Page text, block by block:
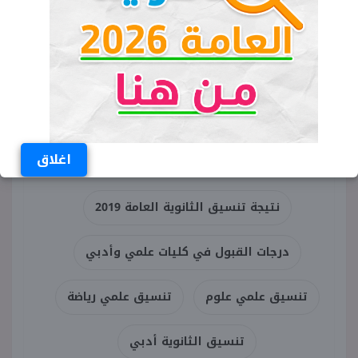
اغلاق
اقرأ المزيد:
تنسيق كليات
الصيدلة 2019 لطلاب الثانوية
العامة.. بيان بالحدول الدنيا
نتيجة تنسيق الثانوية العامة 2019
درجات القبول في كليات علمي وأدبي
تنسيق علمي علوم تنسيق علمي رياضة
تنسيق الثانوية أدبي